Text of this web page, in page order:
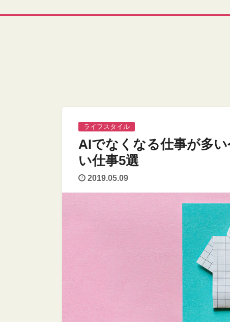
ライフスタイル
AIでなくなる仕事が多
い仕事5選
2019.05.09